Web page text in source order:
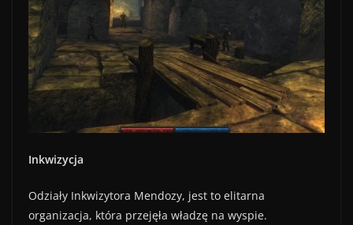
Inkwizycja
Odziały Inkwizytora Mendozy, jest to elitarna
organizacja, która przejęła władzę na wyspie.